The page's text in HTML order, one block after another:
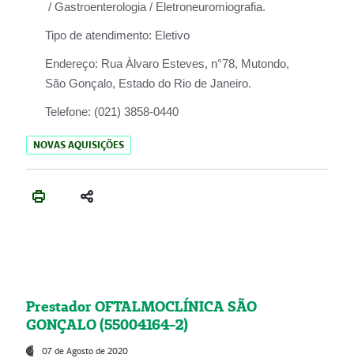
/ Gastroenterologia / Eletroneuromiografia.
Tipo de atendimento: Eletivo
Endereço: Rua Àlvaro Esteves, n°78, Mutondo,
São Gonçalo, Estado do Rio de Janeiro.
Telefone: (021) 3858-0440
NOVAS AQUISIÇÕES
Prestador OFTALMOCLÍNICA SÃO
GONÇALO (55004164-2)
07 de Agosto de 2020